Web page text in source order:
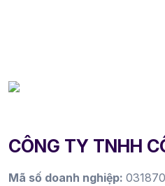
CÔNG TY TNHH
Mã số doanh nghiệp: